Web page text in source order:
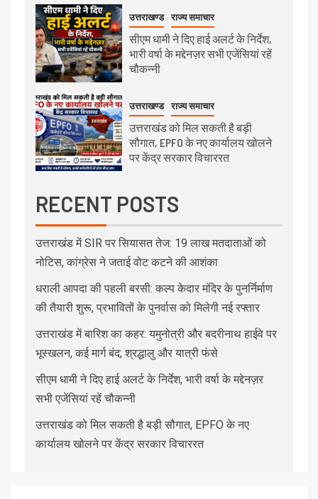
उत्तराखण्ड राज्य समाचार
सीएम धामी ने दिए हाई अलर्ट के निर्देश,
भारी वर्षा के मद्देनज़र सभी एजेंसियां रहें
चौकन्नी
उत्तराखण्ड राज्य समाचार
उत्तराखंड को मिल सकती है बड़ी
सौगात, EPFO के नए कार्यालय खोलने
पर केंद्र सरकार विचाररत
RECENT POSTS
उत्तराखंड में SIR पर सियासत तेज: 19 लाख मतदाताओं को
नोटिस, कांग्रेस ने जताई वोट कटने की आशंका
धराली आपदा की पहली बरसी: कल्प केदार मंदिर के पुनर्निर्माण
की तैयारी शुरू, प्रभावितों के पुनर्वास को मिलेगी नई रफ्तार
उत्तराखंड में बारिश का कहर: यमुनोत्री और बदरीनाथ हाईवे पर
भूस्खलन, कई मार्ग बंद; श्रद्धालु और यात्री फंसे
सीएम धामी ने दिए हाई अलर्ट के निर्देश, भारी वर्षा के मद्देनज़र
सभी एजेंसियां रहें चौकन्नी
उत्तराखंड को मिल सकती है बड़ी सौगात, EPFO के नए
कार्यालय खोलने पर केंद्र सरकार विचाररत